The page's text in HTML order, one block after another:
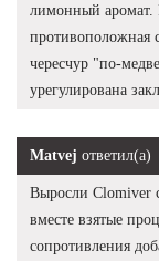
лимонный аромат.
противоположная
чересчур "по-
урегулирована
Matvej ответил(а)
Выросли Clomiver
вместе взятые
сопротивления